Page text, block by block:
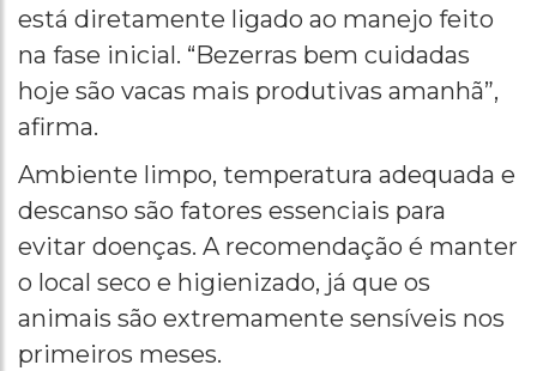
está diretamente ligado ao manejo feito
na fase inicial. “Bezerras bem cuidadas
hoje são vacas mais produtivas amanhã”,
afirma.
Ambiente limpo, temperatura adequada e
descanso são fatores essenciais para
evitar doenças. A recomendação é manter
o local seco e higienizado, já que os
animais são extremamente sensíveis nos
primeiros meses.